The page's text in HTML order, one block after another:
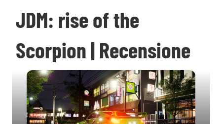
JDM: rise of the
Scorpion | Recensione